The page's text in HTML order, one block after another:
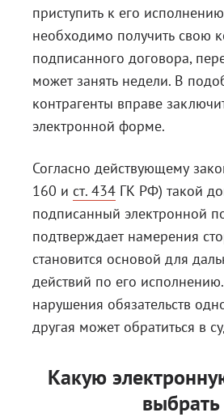
приступить к его
необходимо получить свою
подписанного договора,
может занять недели. В
контрагенты вправе
электронной форме.
Согласно действующему
160 и ст. 434 ГК РФ) такой
подписанный электронной
подтверждает намерения
становится основой для
действий по его
нарушения обязательств
другая может обратиться в
Какую
выбрать